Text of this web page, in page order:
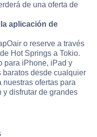
de una oferta de
aplicación de
o reserve a través
Hot Springs a Tokio.
para iPhone, iPad y
desde cualquier
nuestras ofertas para
y disfrutar de grandes